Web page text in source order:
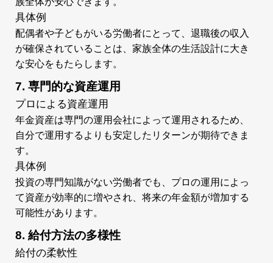
具体例
配偶者や子どもがいる労働者にとって、退職後の収入
が確保されていることは、家族全体の生活設計に大き
な安心をもたらします。
7. 専門的な資産運用
プロによる資産運用
年金資産は専門の運用会社によって運用されるため、
自分で運用するよりも安定したリターンが期待できま
す。
具体例
投資の専門知識がない労働者でも、プロの運用によっ
て資産が効率的に増やされ、将来の年金額が増加する
可能性があります。
8. 給付方法の多様性
給付の柔軟性